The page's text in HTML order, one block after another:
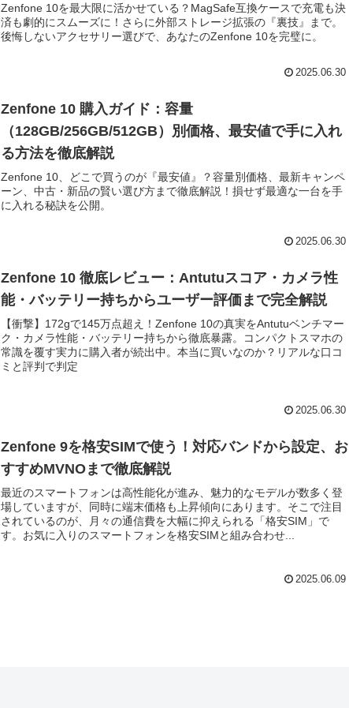
Zenfone 10を最大限に活かせている？MagSafe互換ケースで充電も決
済も劇的にスムーズに！さらに外部ストレージ拡張の『裏技』まで。
後悔しないアクセサリー選びで、あなたのZenfone 10を完璧に。
2025.06.30
Zenfone 10 購入ガイド：容量
（128GB/256GB/512GB）別価格、最安値で手に入れ
る方法を徹底解説
Zenfone 10、どこで買うのが『最安値』？容量別価格、最新キャンペ
ーン、中古・新品の賢い選び方まで徹底解説！損せず最適な一台を手
に入れる秘訣を公開。
2025.06.30
Zenfone 10 徹底レビュー：Antutuスコア・カメラ性
能・バッテリー持ちからユーザー評価まで完全解説
【衝撃】172gで145万点超え！Zenfone 10の真実をAntutuベンチマー
ク・カメラ性能・バッテリー持ちから徹底暴露。コンパクトスマホの
常識を覆す実力に購入者が続出中。本当に買いなのか？リアルな口コ
ミと評判で判定
2025.06.30
Zenfone 9を格安SIMで使う！対応バンドから設定、お
すすめMVNOまで徹底解説
最近のスマートフォンは高性能化が進み、魅力的なモデルが数多く登
場していますが、同時に端末価格も上昇傾向にあります。そこで注目
されているのが、月々の通信費を大幅に抑えられる「格安SIM」で
す。お気に入りのスマートフォンを格安SIMと組み合わせ...
2025.06.09